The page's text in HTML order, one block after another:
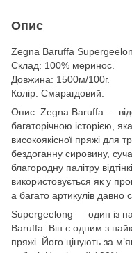
Опис
Zegna Baruffa
Склад: 100% меринос.
Довжина: 1500м/100г.
Колір: Смарагдовий.
Опис: Zegna Baruffa —
багаторічною історією,
високоякісної пряжі для
бездоганну сировину,
благородну палітру
використовується як у
а багато артикулів
Supergeelong — один із
Baruffa. Він є одним з
пряжі. Його цінують за